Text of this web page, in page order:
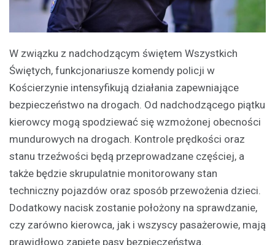
W związku z nadchodzącym świętem Wszystkich
Świętych, funkcjonariusze komendy policji w
Kościerzynie intensyfikują działania zapewniające
bezpieczeństwo na drogach. Od nadchodzącego piątku
kierowcy mogą spodziewać się wzmożonej obecności
mundurowych na drogach. Kontrole prędkości oraz
stanu trzeźwości będą przeprowadzane częściej, a
także będzie skrupulatnie monitorowany stan
techniczny pojazdów oraz sposób przewożenia dzieci.
Dodatkowy nacisk zostanie położony na sprawdzanie,
czy zarówno kierowca, jak i wszyscy pasażerowie, mają
prawidłowo zapięte pasy bezpieczeństwa.